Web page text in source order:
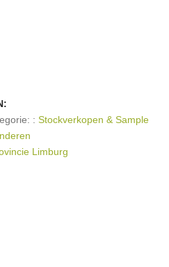
:Stockverkopen & Sample
Limburg